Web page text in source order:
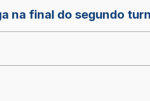
na final do segundo